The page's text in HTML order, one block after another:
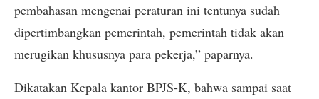
pembahasan mengenai peraturan ini tentunya sudah
dipertimbangkan pemerintah, pemerintah tidak akan
merugikan khususnya para pekerja,” paparnya.
Dikatakan Kepala kantor BPJS-K, bahwa sampai saat